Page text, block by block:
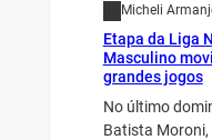
Micheli
Etapa da Liga
Masculino
grandes jogos
No último
Batista Moroni,